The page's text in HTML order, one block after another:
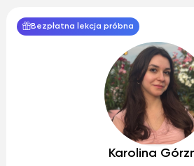
Bezpłatna lekcja próbna
Karolina